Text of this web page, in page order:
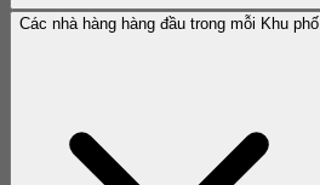
Các nhà hàng hàng đầu trong mỗi Khu phố